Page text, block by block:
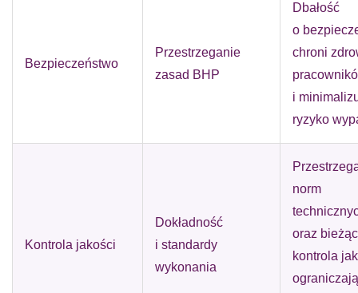
Bezpieczeństwo
Przestrzeganie
zasad BHP
Dbałość
o
chroni
i
ryzyko
Kontrola jakości
Dokładność
i standardy
wykonania
norm
oraz
kontrola
ograniczają